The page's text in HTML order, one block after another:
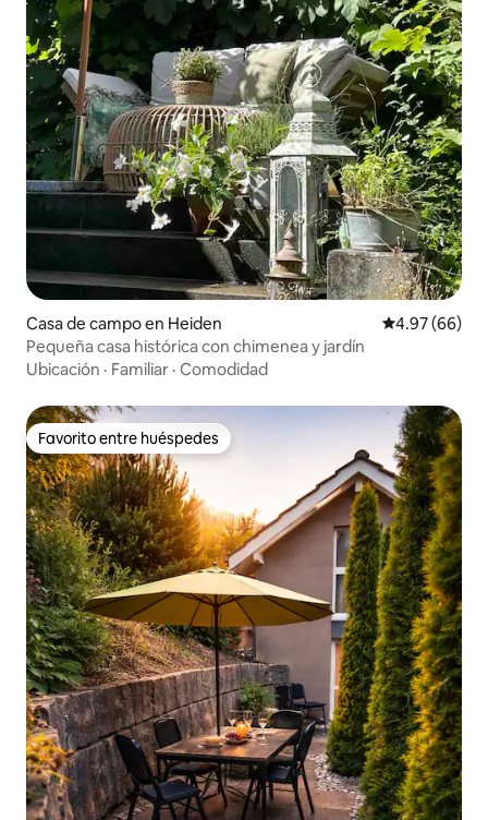
Casa de campo en Heiden Calificación
4.97 (66)
Pequeña casa histórica con chimenea y jardín
Ubicación · Familiar · Comodidad
Favorito entre huéspedes
Favorito entre huéspedes